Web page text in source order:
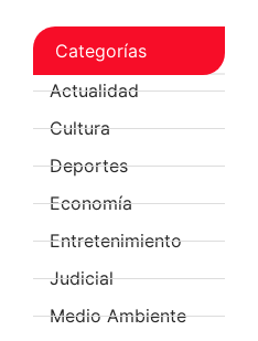
Categorías
Actualidad
Cultura
Deportes
Economía
Entretenimiento
Judicial
Medio Ambiente